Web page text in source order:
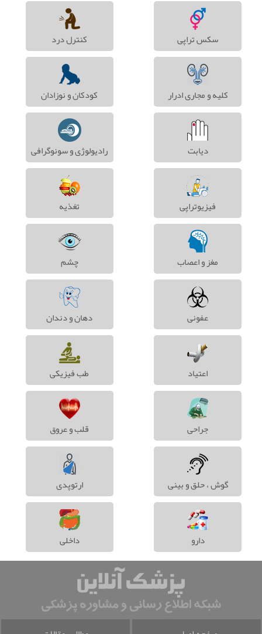
سکس تراپی کنترل درد
کلیه و مجاری ادرار کودکان و نوزادان
دیابت رادیولوژی و سونوگرافی
فیزیوتراپی تغذیه
مغز و اعصاب چشم
عفونی دهان و دندان
اعتیاد طب فیزیکی
جراحی قلب و عروق
گوش ، حلق و بینی ارتوپدی
دارو داخلی